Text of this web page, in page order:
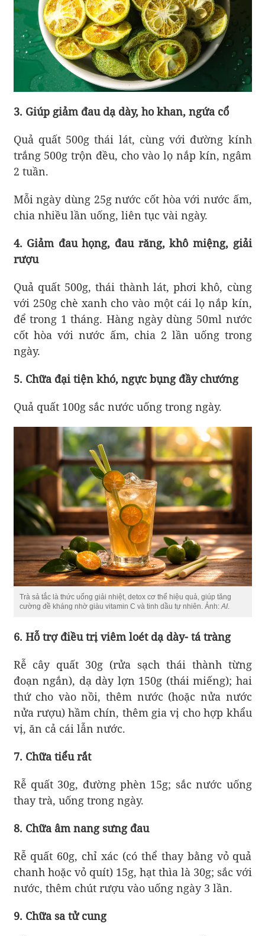
3. Giúp giảm đau dạ dày, ho khan, ngứa cổ
Quả quất 500g thái lát, cùng với đường kính
trắng 500g trộn đều, cho vào lọ nắp kín, ngâm
2 tuần.
Mỗi ngày dùng 25g nước cốt hòa với nước ấm,
chia nhiều lần uống, liên tục vài ngày.
4. Giảm đau họng, đau răng, khô miệng, giải
rượu
Quả quất 500g, thái thành lát, phơi khô, cùng
với 250g chè xanh cho vào một cái lọ nắp kín,
để trong 1 tháng. Hàng ngày dùng 50ml nước
cốt hòa với nước ấm, chia 2 lần uống trong
ngày.
5. Chữa đại tiện khó, ngực bụng đầy chướng
Quả quất 100g sắc nước uống trong ngày.
Trà sả tắc là thức uống giải nhiệt, detox cơ thể hiệu quả, giúp tăng
cường đề kháng nhờ giàu vitamin C và tinh dầu tự nhiên. Ảnh:AI.
6. Hỗ trợ điều trị viêm loét dạ dày- tá tràng
Rễ cây quất 30g (rửa sạch thái thành từng
đoạn ngắn), dạ dày lợn 150g (thái miếng); hai
thứ cho vào nồi, thêm nước (hoặc nửa nước
nửa rượu) hầm chín, thêm gia vị cho hợp khẩu
vị, ăn cả cái lẫn nước.
7. Chữa tiểu rắt
Rễ quất 30g, đường phèn 15g; sắc nước uống
thay trà, uống trong ngày.
8. Chữa âm nang sưng đau
Rễ quất 60g, chỉ xác (có thể thay bằng vỏ quả
chanh hoặc vỏ quít) 15g, hạt thìa là 30g; sắc với
nước, thêm chút rượu vào uống ngày 3 lần.
9. Chữa sa tử cung